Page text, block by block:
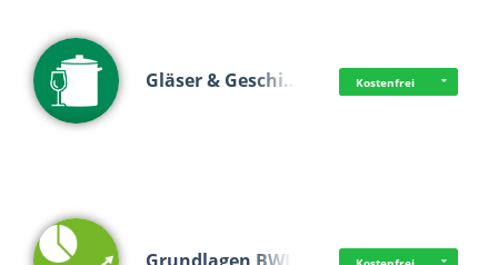
Gläser & Geschi… Kostenfrei